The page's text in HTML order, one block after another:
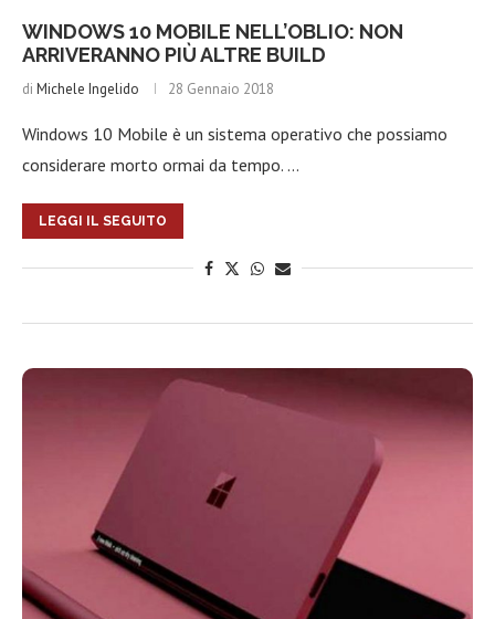
WINDOWS 10 MOBILE NELL’OBLIO: NON
ARRIVERANNO PIÙ ALTRE BUILD
di Michele Ingelido 28 Gennaio 2018
Windows 10 Mobile è un sistema operativo che possiamo
considerare morto ormai da tempo. …
LEGGI IL SEGUITO